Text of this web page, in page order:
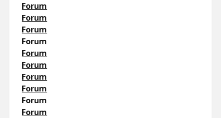
Forum
Forum
Forum
Forum
Forum
Forum
Forum
Forum
Forum
Forum